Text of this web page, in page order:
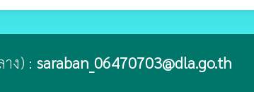
ง) : saraban_06470703@dla.go.th